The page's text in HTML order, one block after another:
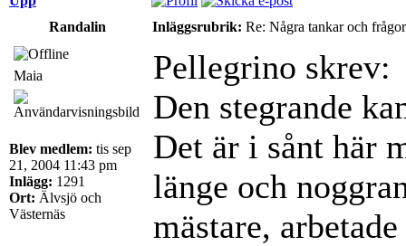
Randalin
Inläggsrubrik: Re: Några tankar och
Maia
Blev medlem: tis sep
21, 2004 11:43 pm
Inlägg: 1291
Ort: Älvsjö och
Västernäs
Pellegrino skrev:
Den stegrande
Det är i sånt här
länge och
mästare,